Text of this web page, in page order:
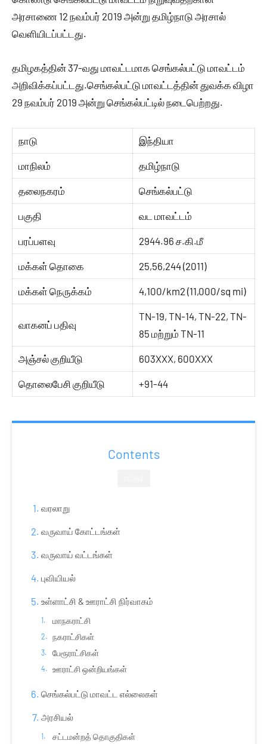
அரசாணை 12 நவம்பர் 2019 அன்று தமிழ்நாடு அரசால்
வெளியிடப்பட்டது.
தமிழகத்தின் 37-வது மாவட்டமாக செங்கல்பட்டு மாவட்டம்
அறிவிக்கப்பட்டது.செங்கல்பட்டு மாவட்டத்தின் துவக்க விழா
29 நவம்பர் 2019 அன்று செங்கல்பட்டில் நடைபெற்றது.
நாடு இந்தியா
மாநிலம் தமிழ்நாடு
தலைநகரம் செங்கல்பட்டு
பகுதி வட மாவட்டம்
பரப்பளவு 2944.96 ச.கி.மீ
மக்கள் தொகை 25,56,244 (2011)
மக்கள் நெருக்கம் 4,100/km2 (11,000/sq mi)
வாகனப் பதிவு
TN-19, TN-14, TN-22, TN-
85 மற்றும் TN-11
அஞ்சல் குறியீடு 603XXX, 600XXX
தொலைபேசி குறியீடு +91-44
Contents
வரலாறு
வருவாய் கோட்டங்கள்
வருவாய் வட்டங்கள்
புவியியல்
உள்ளாட்சி & ஊராட்சி நிர்வாகம்
மாநகராட்சி
நகராட்சிகள்
பேரூராட்சிகள்
ஊராட்சி ஒன்றியங்கள்
செங்கல்பட்டு மாவட்ட எல்லைகள்
அரசியல்
சட்டமன்றத் தொகுதிகள்